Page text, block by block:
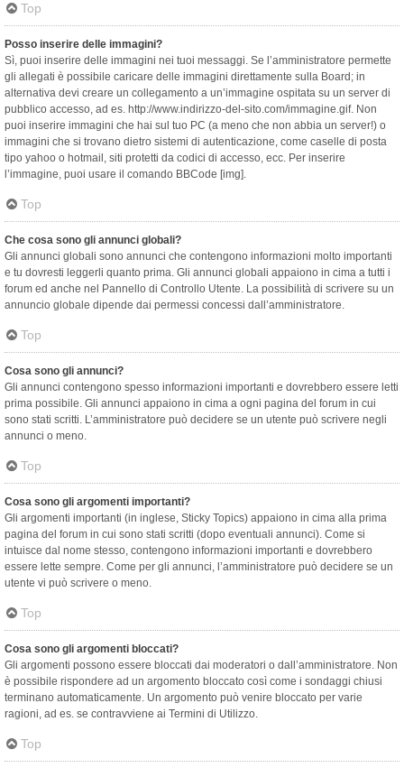
Top
Posso inserire delle immagini?
Sì, puoi inserire delle immagini nei tuoi messaggi. Se l’amministratore permette
gli allegati è possibile caricare delle immagini direttamente sulla Board; in
alternativa devi creare un collegamento a un’immagine ospitata su un server di
pubblico accesso, ad es. http://www.indirizzo-del-sito.com/immagine.gif. Non
puoi inserire immagini che hai sul tuo PC (a meno che non abbia un server!) o
immagini che si trovano dietro sistemi di autenticazione, come caselle di posta
tipo yahoo o hotmail, siti protetti da codici di accesso, ecc. Per inserire
l’immagine, puoi usare il comando BBCode [img].
Top
Che cosa sono gli annunci globali?
Gli annunci globali sono annunci che contengono informazioni molto importanti
e tu dovresti leggerli quanto prima. Gli annunci globali appaiono in cima a tutti i
forum ed anche nel Pannello di Controllo Utente. La possibilità di scrivere su un
annuncio globale dipende dai permessi concessi dall’amministratore.
Top
Cosa sono gli annunci?
Gli annunci contengono spesso informazioni importanti e dovrebbero essere letti
prima possibile. Gli annunci appaiono in cima a ogni pagina del forum in cui
sono stati scritti. L’amministratore può decidere se un utente può scrivere negli
annunci o meno.
Top
Cosa sono gli argomenti importanti?
Gli argomenti importanti (in inglese, Sticky Topics) appaiono in cima alla prima
pagina del forum in cui sono stati scritti (dopo eventuali annunci). Come si
intuisce dal nome stesso, contengono informazioni importanti e dovrebbero
essere lette sempre. Come per gli annunci, l’amministratore può decidere se un
utente vi può scrivere o meno.
Top
Cosa sono gli argomenti bloccati?
Gli argomenti possono essere bloccati dai moderatori o dall’amministratore. Non
è possibile rispondere ad un argomento bloccato così come i sondaggi chiusi
terminano automaticamente. Un argomento può venire bloccato per varie
ragioni, ad es. se contravviene ai Termini di Utilizzo.
Top